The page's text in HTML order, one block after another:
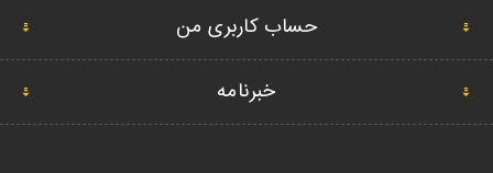
حساب کاربری من
خبرنامه